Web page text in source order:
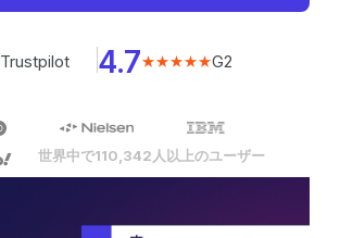
Trustpilot 4.7★★★★★G2
世界中で110,342人以上のユーザー